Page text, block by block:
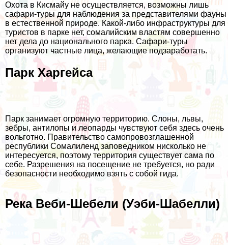
Охота в Кисмайу не осуществляется, возможны лишь
сафари-туры для наблюдения за представителями фауны
в естественной природе. Какой-либо инфраструктуры для
туристов в парке нет, сомалийским властям совершенно
нет дела до национального парка. Сафари-туры
организуют частные лица, желающие подзаработать.
Парк Харгейса
Парк занимает огромную территорию. Слоны, львы,
зебры, антилопы и леопарды чувствуют себя здесь очень
вольготно. Правительство самопровозглашенной
республики Сомалиленд заповедником нисколько не
интересуется, поэтому территория существует сама по
себе. Разрешения на посещение не требуется, но ради
безопасности необходимо взять с собой гида.
Река Веби-Шебели (Уэби-Шабелли)